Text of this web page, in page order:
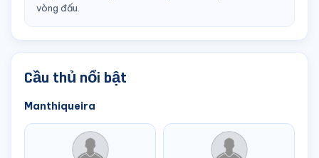
vòng đấu.
Cầu thủ nổi bật
Manthiqueira